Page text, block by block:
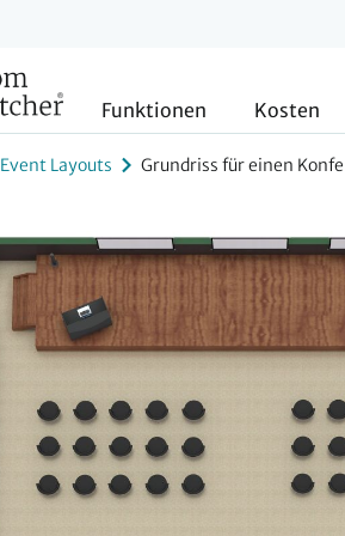
Funktionen Kosten
Event Layouts Grundriss für einen